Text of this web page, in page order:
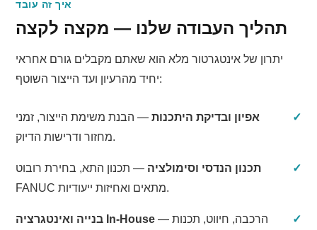
איך זה עובד
תהליך העבודה שלנו — מקצה לקצה
יתרון של אינטגרטור מלא הוא שאתם מקבלים גורם אחראי
יחיד מהרעיון ועד הייצור השוטף:
אפיון ובדיקת היתכנות — הבנת משימת הייצור, זמני
מחזור ודרישות הדיוק.
תכנון הנדסי וסימולציה — תכנון התא, בחירת רובוט
FANUC מתאים ואחיזות ייעודיות.
בנייה ואינטגרציה In-House — הרכבה, חיווט, תכנות